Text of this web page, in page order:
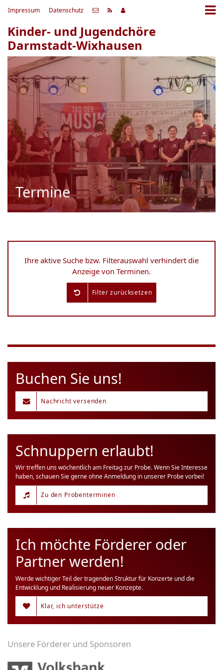
Impressum Datenschutz
Kinder- und Jugendchöre
Darmstadt-Wixhausen
Termine
Ihre aktive Suche bzw. Filterauswahl verhindert die
Anzeige von Terminen.
Filter zurücksetzen
Buchen Sie uns!
Nachricht versenden
Schnuppern erlaubt!
Wir treffen uns wöchentlich am Freitag zur Probe. Wenn Sie Interesse
haben, schauen Sie gerne ohne Anmeldung in unserer Probe vorbei!
Zu den Probenterminen
Ich möchte Förderer oder
Partner werden!
Werde wichtiger Teil der tragenden Struktur für Konzerte und die
Entwicklung und Realisierung neuer Konzepte.
Klar, ich unterstütze
Unsere Förderer und Sponsoren